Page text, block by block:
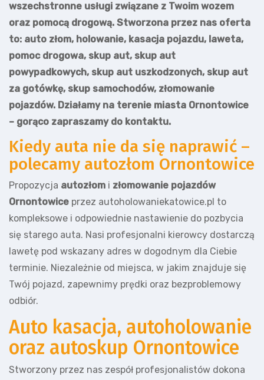
wszechstronne usługi związane z Twoim wozem
oraz pomocą drogową. Stworzona przez nas oferta
to: auto złom, holowanie, kasacja pojazdu, laweta,
pomoc drogowa, skup aut, skup aut
powypadkowych, skup aut uszkodzonych, skup aut
za gotówkę, skup samochodów, złomowanie
pojazdów. Działamy na terenie miasta Ornontowice
– gorąco zapraszamy do kontaktu.
Kiedy auta nie da się naprawić –
polecamy autozłom Ornontowice
Propozycja autozłom i złomowanie pojazdów
Ornontowice przez autoholowaniekatowice.pl to
kompleksowe i odpowiednie nastawienie do pozbycia
się starego auta. Nasi profesjonalni kierowcy dostarczą
lawetę pod wskazany adres w dogodnym dla Ciebie
terminie. Niezależnie od miejsca, w jakim znajduje się
Twój pojazd, zapewnimy prędki oraz bezproblemowy
odbiór.
Auto kasacja, autoholowanie
oraz autoskup Ornontowice
Stworzony przez nas zespół profesjonalistów dokona